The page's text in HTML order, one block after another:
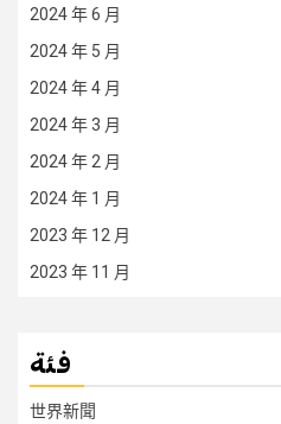
2024 年 6 月
2024 年 5 月
2024 年 4 月
2024 年 3 月
2024 年 2 月
2024 年 1 月
2023 年 12 月
2023 年 11 月
فئة
世界新聞